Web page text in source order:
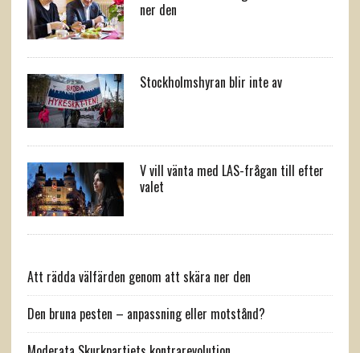
ner den
Stockholmshyran blir inte av
V vill vänta med LAS-frågan till efter
valet
Att rädda välfärden genom att skära ner den
Den bruna pesten – anpassning eller motstånd?